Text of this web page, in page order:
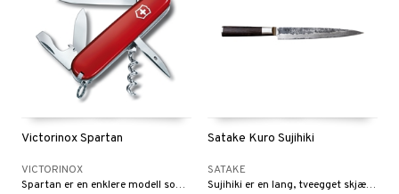
Victorinox Spartan
VICTORINOX
Spartan er en enklere modell som også er en av de mest solgte modellene som er lett å ha med seg i lomma. Med den løser du de fleste utfordringer.
Satake Kuro Sujihiki
SATAKE
Sujihiki er en lang, tveegget skjærekniv/tankerkniv som passer perfekt til både fisk og store biffer.